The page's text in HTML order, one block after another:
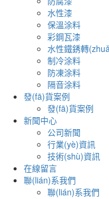
水性漆
保溫涂料
彩鋼瓦漆
水性鐵銹轉
制冷涂料
防凍涂料
隔音涂料
發(fā)貨案例
發(fā)貨案例
新聞中心
公司新聞
行業(yè)資訊
技術(shù)資訊
在線留言
聯(lián)系我們
聯(lián)系我們